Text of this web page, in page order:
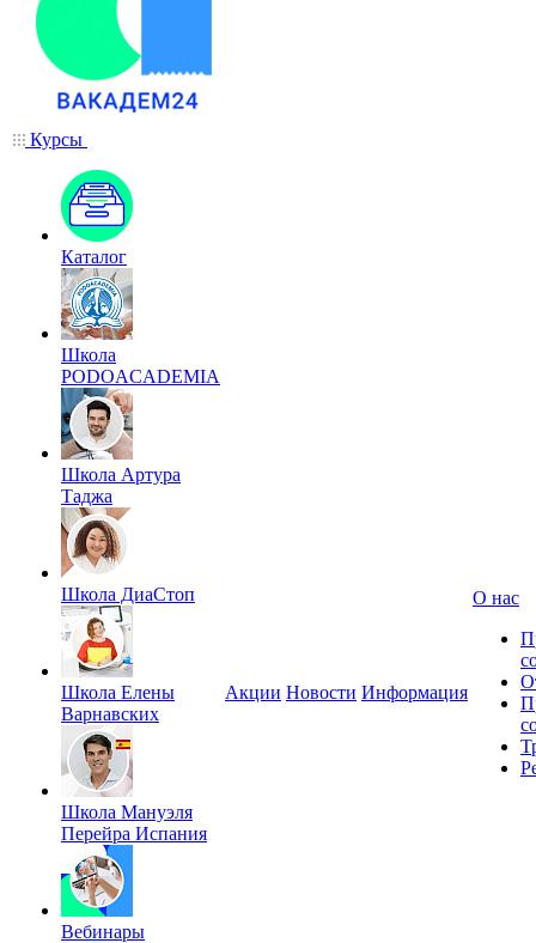
Курсы
Каталог
Школа
PODOACADEMIA
Школа Артура
Таджа
Школа ДиаСтоп
Школа Елены
Варнавских
Школа Мануэля
Перейра Испания
Вебинары
Акции Новости Информация
О нас